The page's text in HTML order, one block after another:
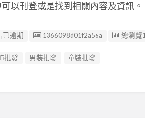
以刊登或是找到相關內容及資訊。
已逾期 廣告编號
1366098d01f2a56a 總瀏覽
批發 男裝批發 童裝批發